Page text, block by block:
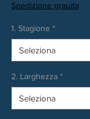
Spedizione grauita
1. Stagione *
Seleziona
2. Larghezza *
Seleziona